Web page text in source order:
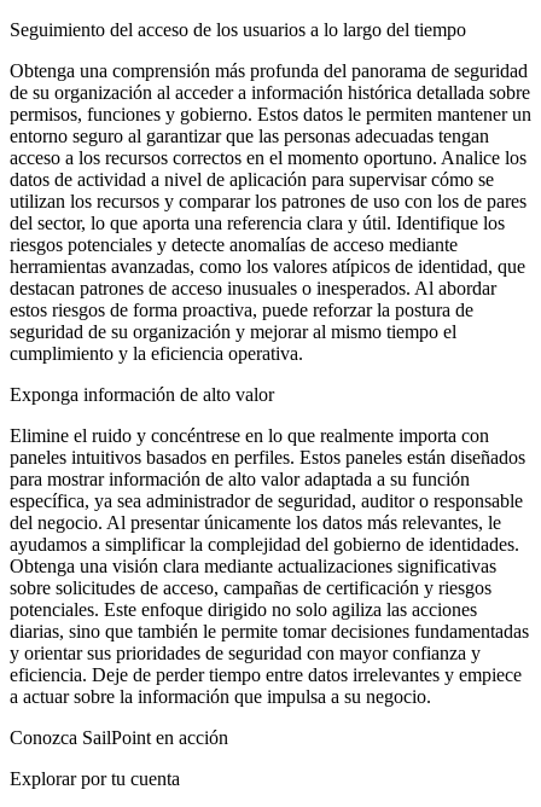
Seguimiento del acceso de los usuarios a lo largo del tiempo
Obtenga una comprensión más profunda del panorama de seguridad
de su organización al acceder a información histórica detallada sobre
permisos, funciones y gobierno. Estos datos le permiten mantener un
entorno seguro al garantizar que las personas adecuadas tengan
acceso a los recursos correctos en el momento oportuno. Analice los
datos de actividad a nivel de aplicación para supervisar cómo se
utilizan los recursos y comparar los patrones de uso con los de pares
del sector, lo que aporta una referencia clara y útil. Identifique los
riesgos potenciales y detecte anomalías de acceso mediante
herramientas avanzadas, como los valores atípicos de identidad, que
destacan patrones de acceso inusuales o inesperados. Al abordar
estos riesgos de forma proactiva, puede reforzar la postura de
seguridad de su organización y mejorar al mismo tiempo el
cumplimiento y la eficiencia operativa.
Exponga información de alto valor
Elimine el ruido y concéntrese en lo que realmente importa con
paneles intuitivos basados en perfiles. Estos paneles están diseñados
para mostrar información de alto valor adaptada a su función
específica, ya sea administrador de seguridad, auditor o responsable
del negocio. Al presentar únicamente los datos más relevantes, le
ayudamos a simplificar la complejidad del gobierno de identidades.
Obtenga una visión clara mediante actualizaciones significativas
sobre solicitudes de acceso, campañas de certificación y riesgos
potenciales. Este enfoque dirigido no solo agiliza las acciones
diarias, sino que también le permite tomar decisiones fundamentadas
y orientar sus prioridades de seguridad con mayor confianza y
eficiencia. Deje de perder tiempo entre datos irrelevantes y empiece
a actuar sobre la información que impulsa a su negocio.
Conozca SailPoint en acción
Explorar por tu cuenta